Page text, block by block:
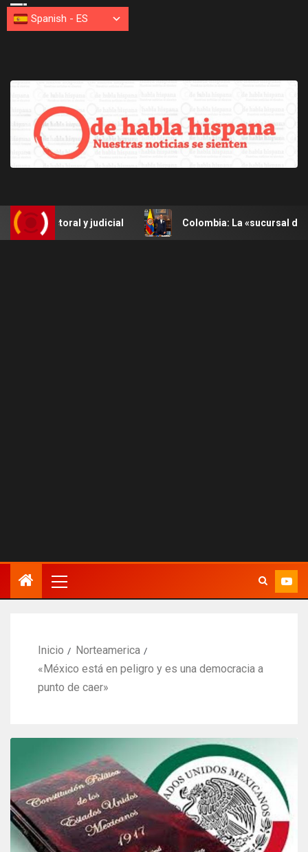
y judicial Colombia: La «sucursal del cielo» se
Inicio
Norteamerica
«México está en peligro y es una democracia a
punto de caer»
Spanish - ES